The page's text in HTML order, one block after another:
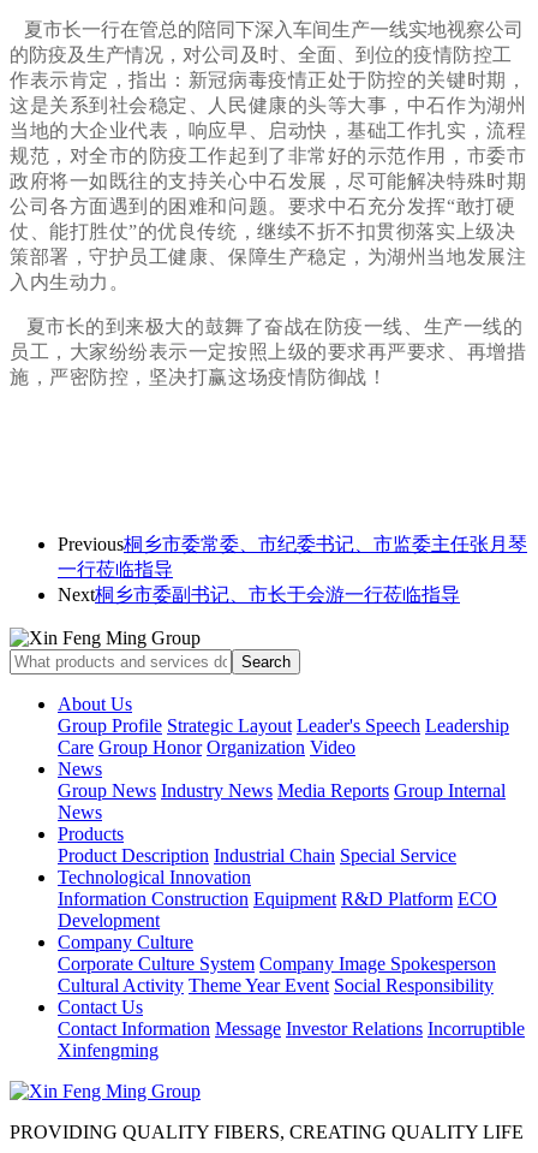
夏市长一行在管总的陪同下深入车间生产一线实地视察公司
的防疫及生产情况，对公司及时、全面、到位的疫情防控工
作表示肯定，指出：新冠病毒疫情正处于防控的关键时期，
这是关系到社会稳定、人民健康的头等大事， 中石作为湖州
当地的大企业代表，响应早、启动快，基础工作扎实，流程
规范，对全市的防疫工作起到了非常好的示范作用，市委市
政府将一如既往的支持关心中石发展，尽可能解决特殊时期
公司各方面遇到的困难和问题。要求中石充分发挥“敢打硬
仗、能打胜仗”的优良传统，继续不折不扣贯彻落实上级决
策部署，守护员工健康、保障生产稳定，为湖州当地发展注
入内生动力。
夏市长的到来极大的鼓舞了奋战在防疫一线、生产一线的
员工，大家纷纷表示一定按照上级的要求再严要求、再增措
施，严密防控，坚决打赢这场疫情防御战！
Previous桐乡市委常委、市纪委书记、市监委主任张月琴
一行莅临指导
Next桐乡市委副书记、市长于会游一行莅临指导
About Us
Group Profile Strategic Layout Leader's Speech Leadership
Care Group Honor Organization Video
News
Group News Industry News Media Reports Group Internal
News
Products
Product Description Industrial Chain Special Service
Technological Innovation
Information Construction Equipment R&D Platform ECO
Development
Company Culture
Corporate Culture System Company Image Spokesperson
Cultural Activity Theme Year Event Social Responsibility
Contact Us
Contact Information Message Investor Relations Incorruptible
Xinfengming
PROVIDING QUALITY FIBERS, CREATING QUALITY LIFE